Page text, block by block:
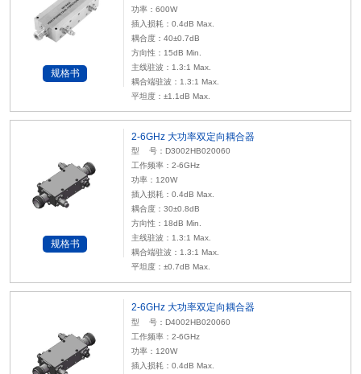
规格书
功率：600W
插入损耗：0.4dB Max.
耦合度：40±0.7dB
方向性：15dB Min.
主线驻波：1.3:1 Max.
耦合端驻波：1.3:1 Max.
平坦度：±1.1dB Max.
规格书
2-6GHz 大功率双定向耦合器
型 号：D3002HB020060
工作频率：2-6GHz
功率：120W
插入损耗：0.4dB Max.
耦合度：30±0.8dB
方向性：18dB Min.
主线驻波：1.3:1 Max.
耦合端驻波：1.3:1 Max.
平坦度：±0.7dB Max.
2-6GHz 大功率双定向耦合器
型 号：D4002HB020060
工作频率：2-6GHz
功率：120W
插入损耗：0.4dB Max.